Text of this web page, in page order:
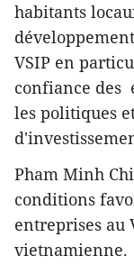
habitants
VSIP en
confiance des
les politiques
Pham Minh
conditions
entreprises au
vietnamienne.